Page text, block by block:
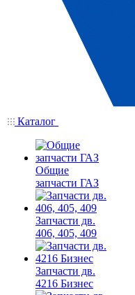
Каталог
Общие
запчасти ГАЗ
Запчасти дв.
406, 405, 409
Запчасти дв.
4216 Бизнес